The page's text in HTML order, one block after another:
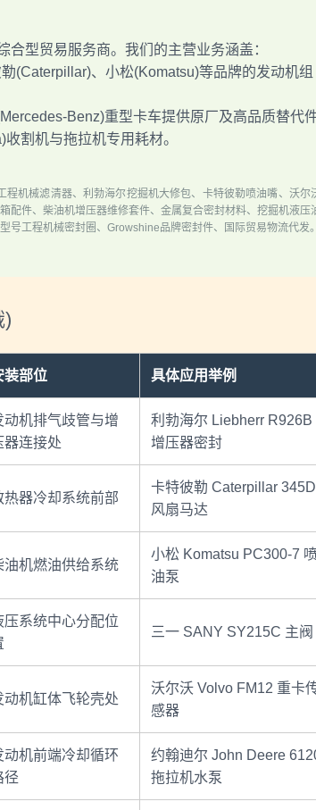
合型贸易服务商。我们的主营业务涵盖：
(Caterpillar)、小松(Komatsu)等品牌的发动机组
Benz)重型卡车提供原厂及高品质替代
割机与拖拉机专用耗材。
机械滤清器、利勃海尔挖掘机大修包、卡特彼勒喷油嘴、沃尔
配件、柴油机增压器维修套件、金属复合密封材料、挖掘机液压
号工程机械密封圈、Growshine品牌密封件、国际贸易物流代发
)
装部位 具体应用举例
动机排气歧管与增
器连接处
利勃海尔 Liebherr R926B
增压器密封
热器冷却系统前部
卡特彼勒 Caterpillar 345D
风扇马达
油机燃油供给系统
小松 Komatsu PC300-7
油泵
压系统中心分配位
三一 SANY SY215C 主阀
动机缸体飞轮壳处
沃尔沃 Volvo FM12 重卡
感器
动机前端冷却循环
径
约翰迪尔 John Deere
拖拉机水泵